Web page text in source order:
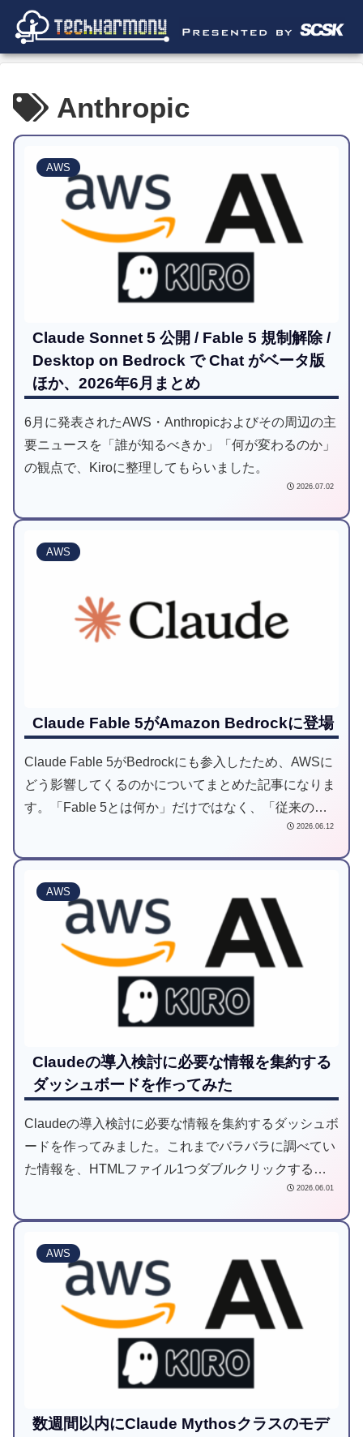
Anthropic
AWS
Claude Sonnet 5 公開 / Fable 5 規制解除 /
Desktop on Bedrock で Chat がベータ版
ほか、2026年6月まとめ
6月に発表されたAWS・Anthropicおよびその周辺の主
要ニュースを「誰が知るべきか」「何が変わるのか」
の観点で、Kiroに整理してもらいました。
2026.07.02
AWS
Claude Fable 5がAmazon Bedrockに登場
Claude Fable 5がBedrockにも参入したため、AWSに
どう影響してくるのかについてまとめた記事になりま
す。「Fable 5とは何か」だけではなく、「従来の
AWS開発からどのように変化していくのか」にもフォ
2026.06.12
AWS
Claudeの導入検討に必要な情報を集約する
ダッシュボードを作ってみた
Claudeの導入検討に必要な情報を集約するダッシュボ
ードを作ってみました。これまでバラバラに調べてい
た情報を、HTMLファイル1つダブルクリックするだ
2026.06.01
AWS
数週間以内にClaude Mythosクラスのモデ